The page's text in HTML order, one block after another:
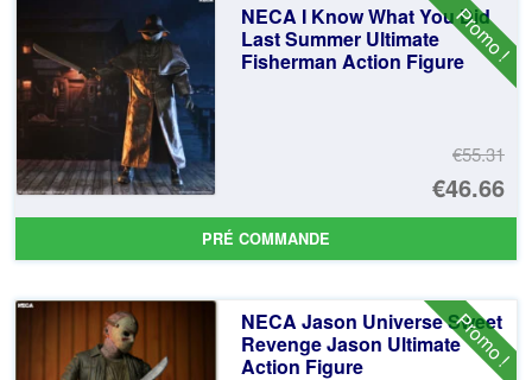
Promo !
NECA I Know What You Did
Last Summer Ultimate
Fisherman Action Figure
€55.31
Le
€46.66
Le
PRÉ COMMANDE
Promo !
NECA Jason Universe Sweet
Revenge Jason Ultimate
Action Figure